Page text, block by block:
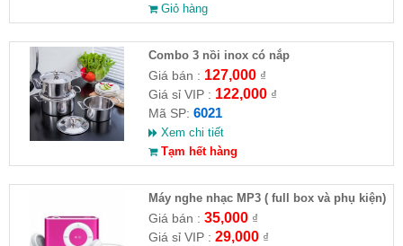
Giỏ hàng
Combo 3 nồi inox có nắp
Giá bán : 127,000₫
Giá sỉ VIP : 122,000₫
Mã SP: 6021
Xem chi tiết
Tạm hết hàng
Máy nghe nhạc MP3 ( full box và phụ kiện)
Giá bán : 35,000₫
Giá sỉ VIP : 29,000₫